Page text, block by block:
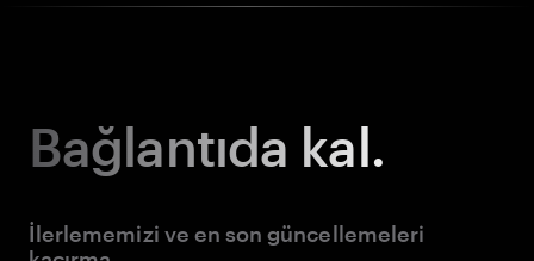
Bağlantıda kal.
İlerlememizi ve en son güncellemeleri